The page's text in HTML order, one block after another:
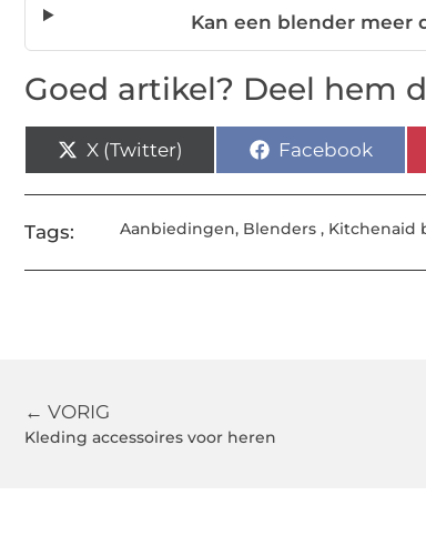
Kan een blender meer
Goed artikel? Deel hem
X (Twitter) Facebook
Tags: Aanbiedingen, Blenders , Kitchenaid
← VORIG
Kleding accessoires voor heren